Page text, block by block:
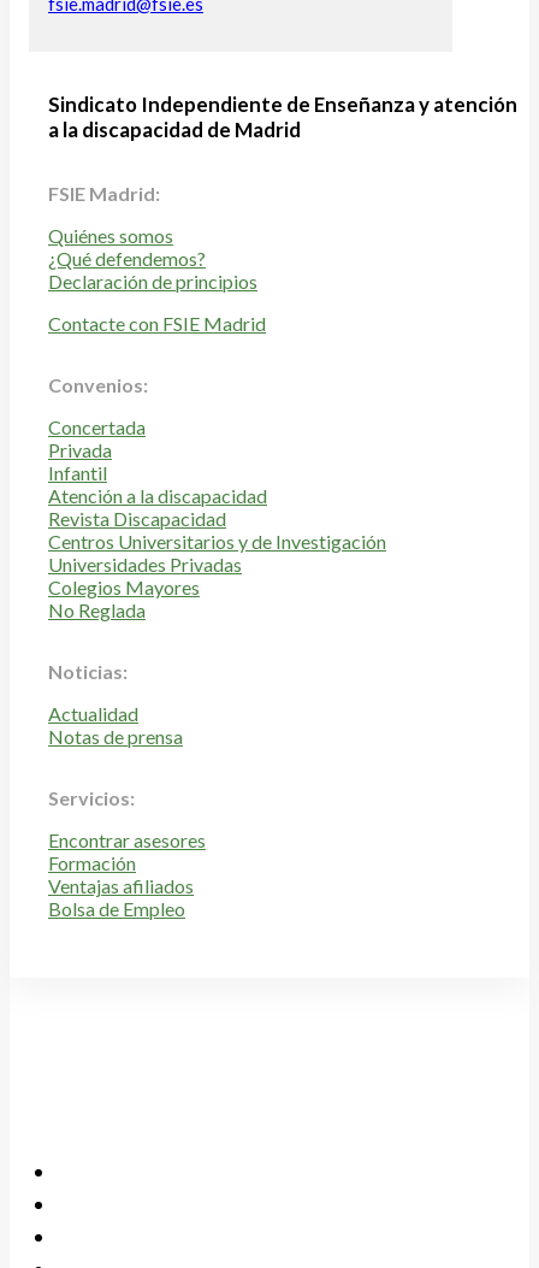
Sindicato Independiente de Enseñanza y atención
a la discapacidad de Madrid
FSIE Madrid:
Quiénes somos
¿Qué defendemos?
Declaración de principios
Contacte con FSIE Madrid
Convenios:
Concertada
Privada
Infantil
Atención a la discapacidad
Revista Discapacidad
Centros Universitarios y de Investigación
Universidades Privadas
Colegios Mayores
No Reglada
Noticias:
Actualidad
Notas de prensa
Servicios:
Encontrar asesores
Formación
Ventajas afiliados
Bolsa de Empleo